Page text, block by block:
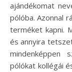
ajándékomat
pólóba. Azonnal
terméket kapni.
és annyira
mindenképpen
pólókat kollégái